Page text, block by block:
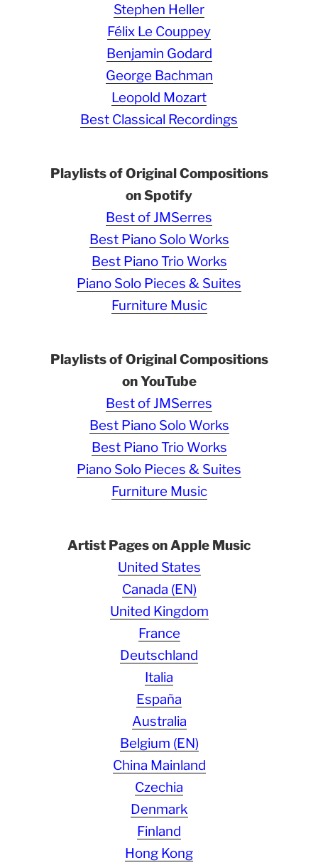
Stephen Heller
Félix Le Couppey
Benjamin Godard
George Bachman
Leopold Mozart
Best Classical Recordings
Playlists of Original Compositions
on Spotify
Best of JMSerres
Best Piano Solo Works
Best Piano Trio Works
Piano Solo Pieces & Suites
Furniture Music
Playlists of Original Compositions
on YouTube
Best of JMSerres
Best Piano Solo Works
Best Piano Trio Works
Piano Solo Pieces & Suites
Furniture Music
Artist Pages on Apple Music
United States
Canada (EN)
United Kingdom
France
Deutschland
Italia
España
Australia
Belgium (EN)
China Mainland
Czechia
Denmark
Finland
Hong Kong